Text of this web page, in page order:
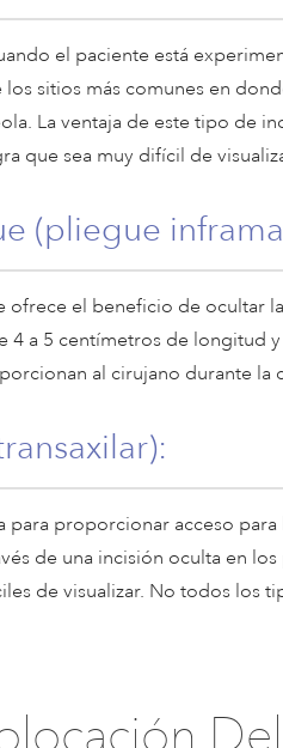
el paciente está
sitios más comunes en
La ventaja de este tipo de
que sea muy difícil de
(pliegue
ofrece el beneficio de ocultar
4 a 5 centímetros de longitud
al cirujano durante la
para proporcionar acceso
de una incisión oculta en
de visualizar. No todos los